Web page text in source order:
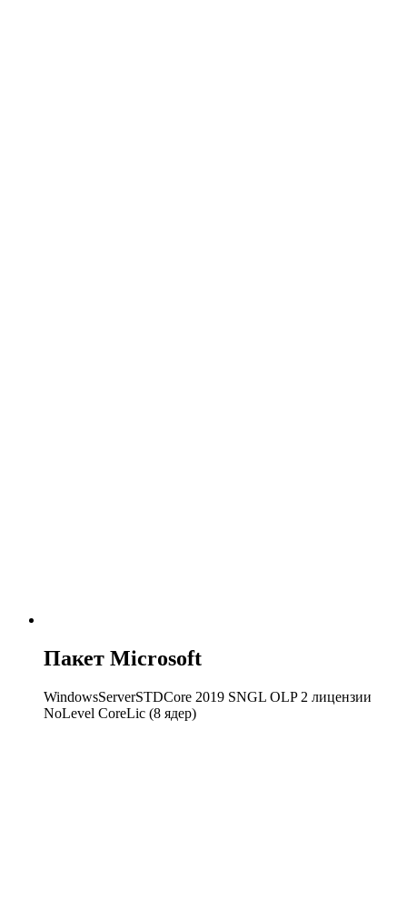
Пакет Microsoft
WindowsServerSTDCore 2019 SNGL OLP 2 лицензии
NoLevel CoreLic (8 ядер)